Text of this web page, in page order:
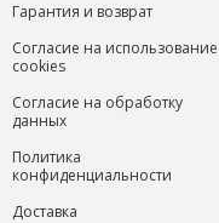
Гарантия и возврат
Согласие на использование
cookies
Согласие на обработку
данных
Политика
конфиденциальности
Доставка